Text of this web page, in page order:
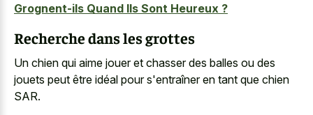
Grognent-ils Quand Ils Sont Heureux ?
Recherche dans les grottes
Un chien qui aime jouer et chasser des balles ou des
jouets peut être idéal pour s'entraîner en tant que chien
SAR.